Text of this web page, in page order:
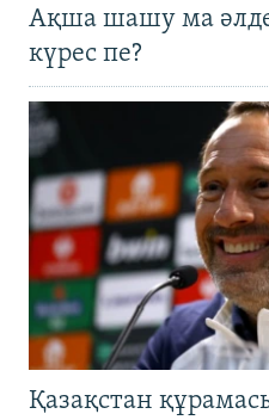
Ақша шашу ма
күрес пе?
Қазақстан